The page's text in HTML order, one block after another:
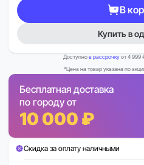
В
Купить в
Доступнов рассрочкуот 4 999
*Цена на товар указана по
Бесплатная доставка
по городу от
10 000 ₽
Скидка за оплату наличными